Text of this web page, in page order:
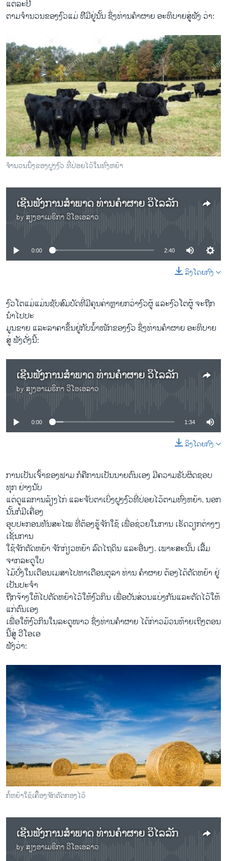
ແຕ່ລະປີ
ຕາມຈຳນວນຂອງງົວແມ່ ທີີມີຢູ່ນັ້ນ ຊຶ່ງທ່ານຄຳຜາຍ ອະທິບາຍສູ່ຟັງ ວ່າ:
ຈຳນວນນຶ່ງຂອງຝູງງົວ ທີ່ປ່ອຍໄວ້ໃນທົ່ງຫຍ້າ
ເຊີນຟັງການສຳພາດ ທ່ານຄຳຜາຍ ວິໄລລັກ
by ສຽງອາເມຣິກາ ວີໂອເອລາວ
No media source currently available
0:00 2:40
ລິງໂດຍກົງ
ງົວໂຕແມ່ແມ່ນຊັບສົມບັດທີ່ມີຄຸນຄ່າຫຼາຍກວ່າງົວຜູ້ ແລະງົວໂຕຜູ້ ຈະຖືກ
ນຳໄປປະ
ມູນຂາຍ ແລະລາຄາຂຶ້ນຢູ່ກັບນໍ້າໜັກຂອງງົວ ຊຶ່ງທ່ານຄຳຜາຍ ອະທິບາຍ
ສູ່ ຟັງດັ່ງນີ້:
ເຊີນຟັງການສຳພາດ ທ່ານຄຳຜາຍ ວິໄລລັກ
by ສຽງອາເມຣິກາ ວີໂອເອລາວ
No media source currently available
0:00 1:34
ລິງໂດຍກົງ
ການເປັນເຈົ້າຂອງຟາມ ກໍຄືການເປັນນາຍຕົນເອງ ມີຄວາມຮັບຜິດຊອບ
ທຸກ ຢ່າງນັບ
ແຕ່ດູແລການລ້ຽງໄກ່ ແລະຈັບຕາເບິ່ງຝູງງົວທີ່ປ່ອຍໄວ້ຕາມທົ່ງຫຍ້າ. ນອກ
ນັ້ນກໍມີເຄື່ອງ
ອຸບປະກອນທັນສະໄໝ ທີ່ຕ້ອງຮູ້ຈັກໃຊ້ ເພື່ອຊ່ວຍໃນການ ເຮັດວຽກຕ່າງໆ
ເຊັ່ນການ
ໃຊ້ຈັກຕັດຫຍ້າ ຈັກກ່ຽວຫຍ້າ ລົດໄຖດິນ ແລະອື່ນໆ. ເພາະສະນັ້ນ ເລີິ້ມ
ຈາກລະດູໃບ
ໄມ້ປົ່ງໃນເດືອນເມສາໄປຫາເດືອນຕຸລາ ທ່ານ ຄຳຜາຍ ຕ້ອງໄດ້ຕັດຫຍ້າ ຢູ່
ເປັນປະຈຳ
ຖືກຈ້າງໃຫ້ໄປຕັດຫຍ້າໄວ້ໃຫ້ງົວກິນ ເພື່ອປັນສ່ວນແບ່ງກັນແລະຕັດໄວ້ໃຫ້
ແກ່ຕົນເອງ
ເພື່ອໃຫ້ງົວກິນໃນລະດູໜາວ ຊຶ່ງທ່ານຄຳຜາຍ ໄດ້ກ່າວມ້ວນທ້າຍເຖິງຕອນ
ນີ້ສູ່ ວີໂອເອ
ຟັງວ່າ:
ກໍ້ຫຍ້າໃຊ້ເຄື້ອງຈັກຕັດກອງໄວ້
ເຊີນຟັງການສຳພາດ ທ່ານຄຳຜາຍ ວິໄລລັກ
by ສຽງອາເມຣິກາ ວີໂອເອລາວ
No media source currently available